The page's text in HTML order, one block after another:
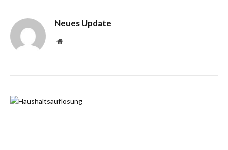
Neues Update
Website